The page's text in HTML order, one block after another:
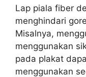
Lap piala fiber
menghindari
Misalnya,
menggunakan
pada plakat
menggunakan